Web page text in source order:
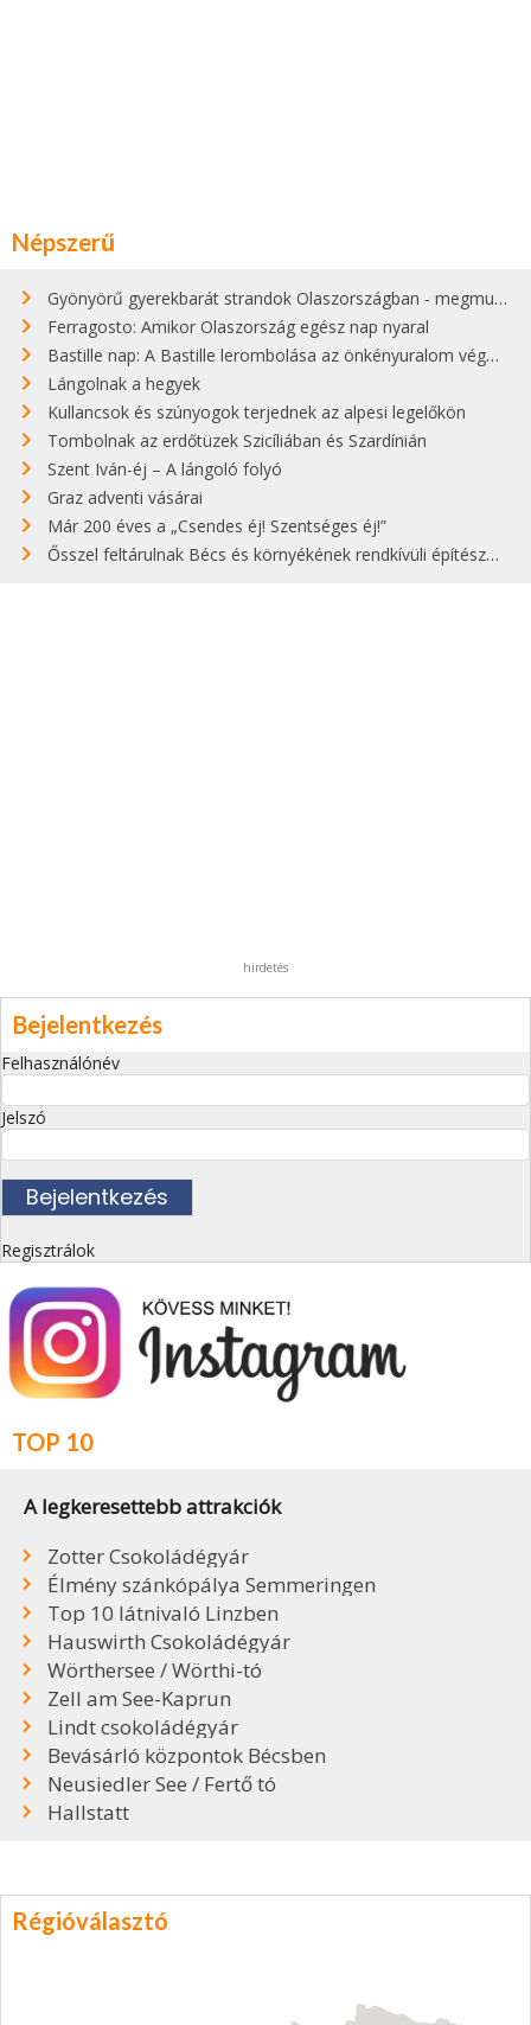
Népszerű
Gyönyörű gyerekbarát strandok Olaszországban - megmutatjuk a 15 legjobbat
Ferragosto: Amikor Olaszország egész nap nyaral
Bastille nap: A Bastille lerombolása az önkényuralom végét jelentette
Lángolnak a hegyek
Kullancsok és szúnyogok terjednek az alpesi legelőkön
Tombolnak az erdőtüzek Szicíliában és Szardínián
Szent Iván-éj – A lángoló folyó
Graz adventi vásárai
Már 200 éves a „Csendes éj! Szentséges éj!”
Ősszel feltárulnak Bécs és környékének rendkívüli építészeti kincsei
hirdetés
Bejelentkezés
Felhasználónév
Jelszó
Regisztrálok
TOP 10
A legkeresettebb attrakciók
Zotter Csokoládégyár
Élmény szánkópálya Semmeringen
Top 10 látnivaló Linzben
Hauswirth Csokoládégyár
Wörthersee / Wörthi-tó
Zell am See-Kaprun
Lindt csokoládégyár
Bevásárló központok Bécsben
Neusiedler See / Fertő tó
Hallstatt
Régióválasztó